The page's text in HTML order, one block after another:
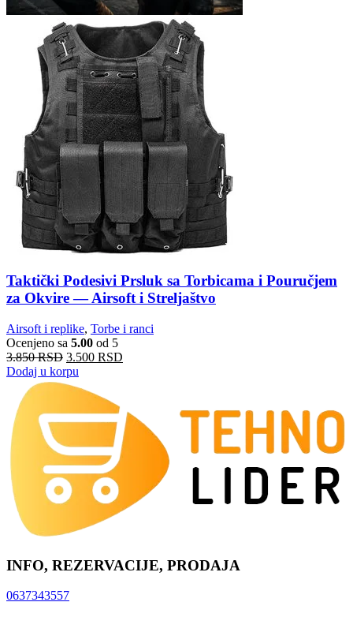
Taktički Podesivi Prsluk sa Torbicama i Pouručjem
za Okvire — Airsoft i Streljaštvo
Airsoft i replike, Torbe i ranci
Ocenjeno sa 5.00 od 5
3.850RSD 3.500 RSD
Dodaj u korpu
INFO, REZERVACIJE, PRODAJA
0637343557